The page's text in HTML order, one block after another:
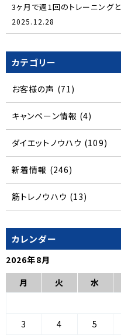
3ヶ月で週1回のトレーニング
2025.12.28
カテゴリー
お客様の声 (71)
キャンペーン情報 (4)
ダイエットノウハウ (109)
新着情報 (246)
筋トレノウハウ (13)
カレンダー
2026年8月
月
火 水
3
4 5